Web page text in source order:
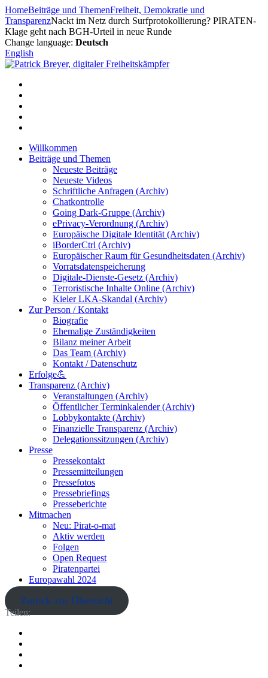
Zum
Inhalt
springen
HomeBeiträge und ThemenFreiheit, Demokratie und
TransparenzNackt im Netz durch Surfprotokollierung? PIRATEN-
Klage geht nach BGH-Urteil in neue Runde
Change language: Deutsch
English
Willkommen
Beiträge und Themen
Neueste Beiträge
Neueste Videos
Schriftliche Anfragen (Archiv)
Chatkontrolle
Going Dark-Gruppe (Archiv)
ePrivacy-Verordnung (Archiv)
Europäische Digitale Identität (Archiv)
iBorderCtrl (Archiv)
Europäischer Raum für Gesundheitsdaten (Archiv)
Vorratsdatenspeicherung
Digitale-Dienste-Gesetz (Archiv)
Terroristische Inhalte Online (Archiv)
Kieler LKA-Skandal (Archiv)
Zur Person / Kontakt
Biografie
Ehemalige Zuständigkeiten
Bilanz meiner Arbeit
Das Team (Archiv)
Kontakt / Datenschutz
Erfolge💪
Transparenz (Archiv)
Veranstaltungen (Archiv)
Öffentlicher Terminkalender (Archiv)
Lobbykontakte (Archiv)
Finanzielle Transparenz (Archiv)
Delegationssitzungen (Archiv)
Presse
Pressekontakt
Pressemitteilungen
Pressefotos
Pressebriefings
Presseberichte
Mitmachen
Neu: Pirat-o-mat
Aktiv werden
Folgen
Open Request
Piratenpartei
Europawahl 2024
Zurück zur Übersicht
Teilen: